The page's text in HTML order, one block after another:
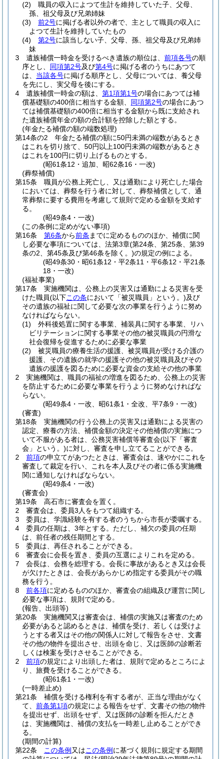
(2)
職員の収入によつて生計を維持していた子、父母、
孫、祖父母及び兄弟姉妹
(3)
前2号に掲げる者以外の者で、主として職員の収入に
よつて生計を維持していたもの
(4)
第2号に該当しない子、父母、孫、祖父母及び兄弟姉
妹
3
遺族補償一時金を受けるべき遺族の順位は、 前項各号の順
序とし、 同項第2号及び第4号に掲げる者のうちにあつて
は、 当該各号に掲げる順序とし、父母については、養父母
を先にし、実父母を後にする。
4
遺族補償一時金の額は、 第1項第1号の場合にあつては補
償基礎額の400倍に相当する金額、 同項第2号の場合にあつ
ては補償基礎額の400倍に相当する金額から既に支給され
た遺族補償年金の額の合計額を控除した額とする。
(年金たる補償の額の端数処理)
第14条の2
年金たる補償の額に50円未満の端数があるとき
はこれを切り捨て、50円以上100円未満の端数があるとき
はこれを100円に切り上げるものとする。
(昭61条12・追加、昭62条16・一改)
(葬祭補償)
第15条
職員が公務上死亡し、又は通勤により死亡した場合
においては、葬祭を行う者に対して、葬祭補償として、通
常葬祭に要する費用を考慮して規則で定める金額を支給す
る。
(昭49条4・一改)
(この条例に定めがない事項)
第16条
第6条から前条 までに定めるもののほか、補償に関
し必要な事項については、法第3章(第24条、第25条、第39
条の2、第45条及び第46条を除く。)の規定の例による。
(昭49条30・昭61条12・平2条11・平6条12・平21条
18・一改)
(福祉事業)
第17条
実施機関は、公務上の災害又は通勤による災害を受
けた職員(以下この条において「被災職員」という。)及び
その遺族の福祉に関して必要な次の事業を行うように努め
なければならない。
(1)
外科後処置に関する事業、補装具に関する事業、リハ
ビリテーションに関する事業その他の被災職員の円滑な
社会復帰を促進するために必要な事業
(2)
被災職員の療養生活の援護、被災職員が受ける介護の
援護、その遺族の就学の援護その他の被災職員及びその
遺族の援護を図るために必要な資金の支給その他の事業
2
実施機関は、職員の福祉の増進を図るため、公務上の災害
を防止するために必要な事業を行うように努めなければな
らない。
(昭49条4・一改、昭61条1・全改、平7条9・一改)
(審査)
第18条
実施機関の行う公務上の災害又は通勤による災害の
認定、療養の方法、補償金額の決定その他補償の実施につ
いて不服がある者は、公務災害補償等審査会(以下「審査
会」という。)に対し、審査を申し立てることができる。
2
前項の申立てがあつたときは、審査会は、速やかにこれを
審査して裁定を行い、これを本人及びその者に係る実施機
関に通知しなければならない。
(昭49条4・一改)
(審査会)
第19条
高石市に審査会を置く。
2
審査会は、委員3人をもつて組織する。
3
委員は、学識経験を有する者のうちから市長が委嘱する。
4
委員の任期は、3年とする。 ただし、補欠の委員の任期
は、前任者の残任期間とする。
5
委員は、再任されることができる。
6
審査会に会長を置き、委員の互選によりこれを定める。
7
会長は、会務を総理する。 会長に事故があるとき又は会長
が欠けたときは、会長があらかじめ指定する委員がその職
務を行う。
8
前各項に定めるもののほか、審査会の組織及び運営に関し
必要な事項は、規則で定める。
(報告、出頭等)
第20条
実施機関又は審査会は、補償の実施又は審査のため
必要があると認めるときは、補償を受け、若しくは受けよ
うとする者又はその他の関係人に対して報告をさせ、文書
その他の物件を提出させ、出頭を命じ、又は医師の診断若
しくは検案を受けさせることができる。
2
前項の規定により出頭した者は、規則で定めるところによ
り、旅費を受けることができる。
(昭61条1・一改)
(一時差止め)
第21条
補償を受ける権利を有する者が、正当な理由がなく
て、 前条第1項の規定による報告をせず、文書その他の物件
を提出せず、出頭をせず、又は医師の診断を拒んだとき
は、実施機関は、補償の支払を一時差し止めることができ
る。
(期間の計算)
第22条
この条例 又はこの条例 に基づく規則に規定する期間